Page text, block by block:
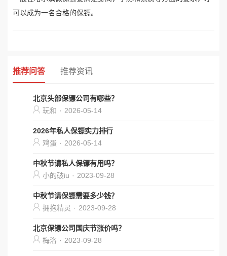
可以成为一名合格的保镖。
推荐问答 推荐资讯
北京头部保镖公司有哪些？
玩和 · 2026-05-14
2026年私人保镖实力排行
鸡蛋 · 2026-05-14
中秋节请私人保镖有用吗？
小的破iu · 2023-09-28
中秋节请保镖需要多少钱？
拥抱精灵 · 2023-09-28
北京保镖公司国庆节涨价吗？
梅洛 · 2023-09-28